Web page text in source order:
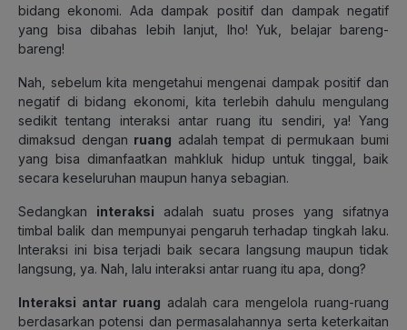
bidang ekonomi. Ada dampak positif dan dampak negatif
yang bisa dibahas lebih lanjut, lho! Yuk, belajar bareng-
bareng!
Nah, sebelum kita mengetahui mengenai dampak positif dan
negatif di bidang ekonomi, kita terlebih dahulu mengulang
sedikit tentang interaksi antar ruang itu sendiri, ya! Yang
dimaksud dengan ruang adalah tempat di permukaan bumi
yang bisa dimanfaatkan mahkluk hidup untuk tinggal, baik
secara keseluruhan maupun hanya sebagian.
Sedangkan interaksi adalah suatu proses yang sifatnya
timbal balik dan mempunyai pengaruh terhadap tingkah laku.
Interaksi ini bisa terjadi baik secara langsung maupun tidak
langsung, ya. Nah, lalu interaksi antar ruang itu apa, dong?
Interaksi antar ruang adalah cara mengelola ruang-ruang
berdasarkan potensi dan permasalahannya serta keterkaitan